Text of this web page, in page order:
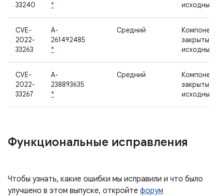
33240
*
исходным
CVE-
2022-
33263
A-
261492485
*
Средний
закрытым
исходным
CVE-
2022-
33267
A-
238893635
*
Средний
закрытым
исходным
Функциональные исправления
Чтобы узнать, какие ошибки мы исправили и что было
улучшено в этом выпуске, откройте форум